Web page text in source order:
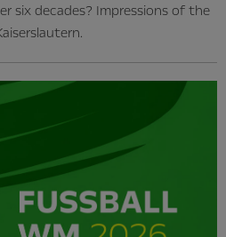
six decades? Impressions of the